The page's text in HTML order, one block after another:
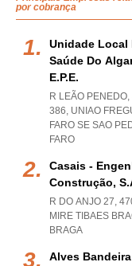
por cobrança
Unidade Local
Saúde Do
E.p.e.
R LEÃO
386, UNIAO
FARO SE SAO
FARO
Casais -
Construção,
R DO ANJO 27,
MIRE TIBAES
BRAGA
Alves Bandeira